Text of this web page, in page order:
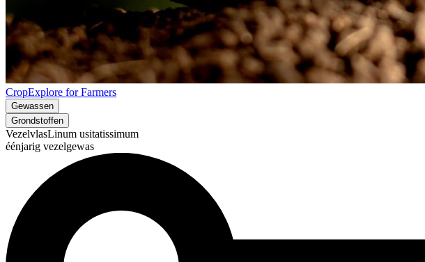
CropExplore for Farmers
Gewassen
Grondstoffen
VezelvlasLinum usitatissimum
éénjarig vezelgewas